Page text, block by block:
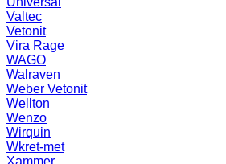
Valtec
Vetonit
Vira Rage
WAGO
Walraven
Weber Vetonit
Wellton
Wenzo
Wirquin
Wkret-met
Xammer